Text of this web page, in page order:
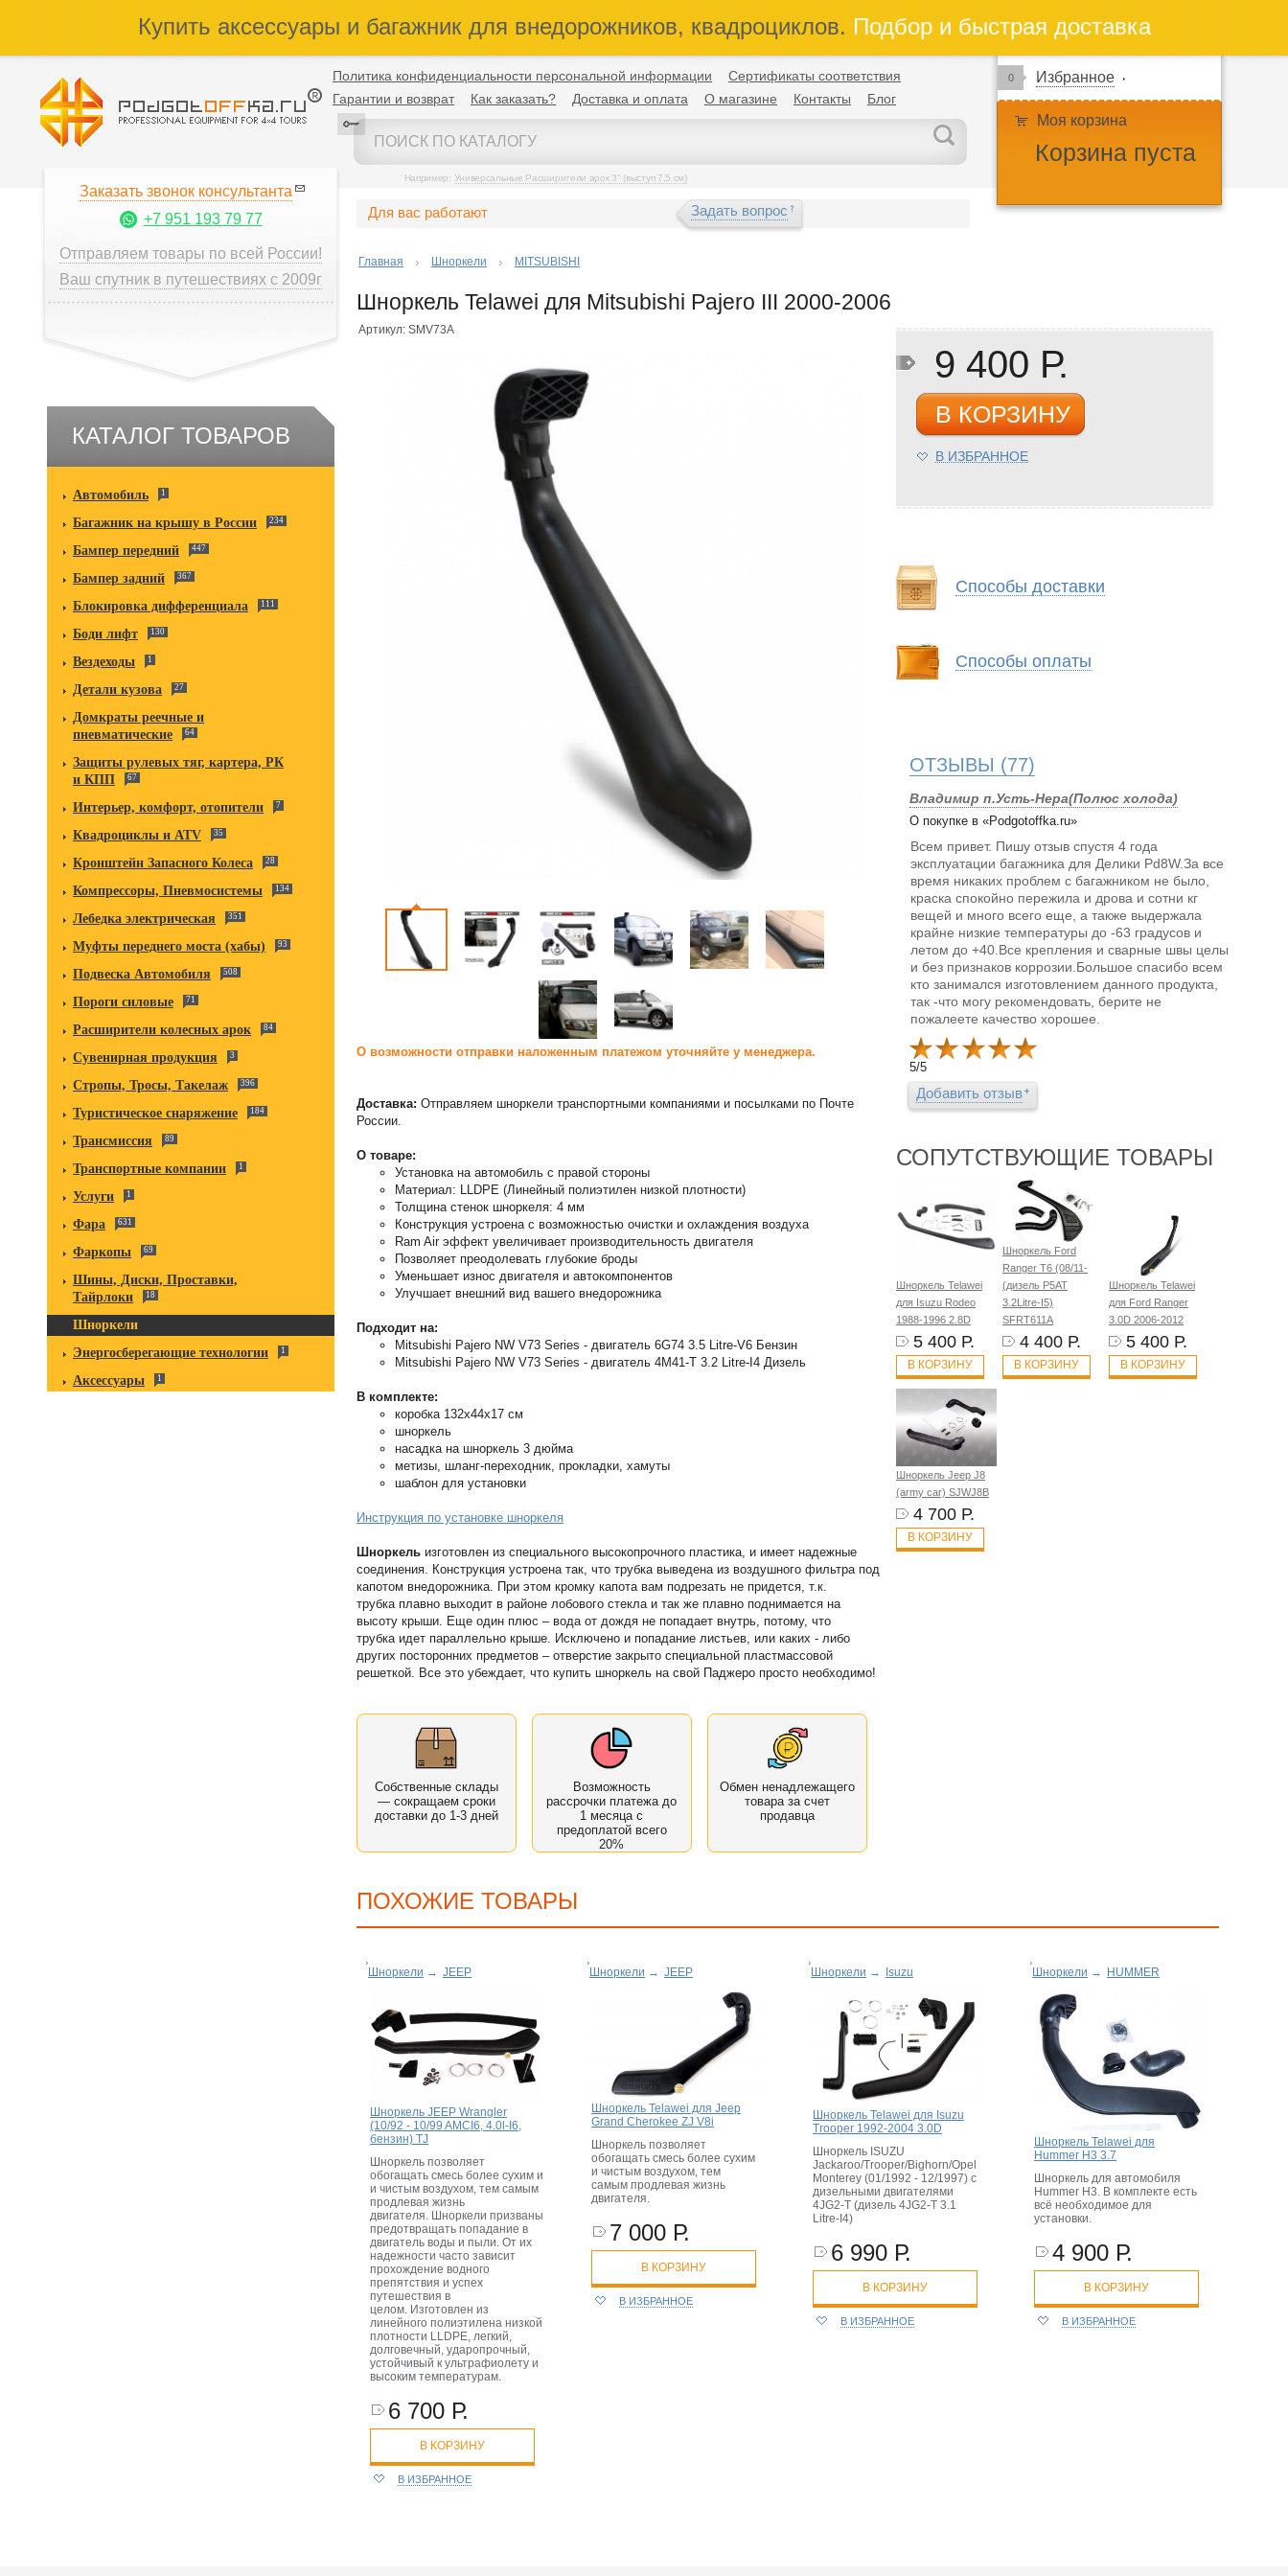
Купить аксессуары и багажник для внедорожников, квадроциклов.Подбор и быстрая доставка
Политика конфиденциальности персональной информации
Сертификаты соответствия
Гарантии и возврат
Как заказать? Доставка и оплата О магазине Контакты Блог
Например: Универсальные Расширители арок 3" (выступ 7,5 см)
0 Избранное
Моя корзина
Корзина пуста
Заказать звонок консультанта
+7 951 193 79 77
Отправляем товары по всей России!
Ваш спутник в путешествиях с 2009г
КАТАЛОГ ТОВАРОВ
Автомобиль 1
Багажник на крышу в России 234
Бампер передний 447
Бампер задний 367
Блокировка дифференциала 111
Боди лифт 130
Вездеходы 1
Детали кузова 27
Домкраты реечные и
пневматические
64
Защиты рулевых тяг, картера, РК
и КПП
67
Интерьер, комфорт, отопители 7
Квадроциклы и ATV 35
Кронштейн Запасного Колеса 28
Компрессоры, Пневмосистемы 134
Лебедка электрическая 351
Муфты переднего моста (хабы) 93
Подвеска Автомобиля 508
Пороги силовые 71
Расширители колесных арок 84
Сувенирная продукция 3
Стропы, Тросы, Такелаж 396
Туристическое снаряжение 184
Трансмиссия 89
Транспортные компании 1
Услуги 1
Фара 631
Фаркопы 69
Шины, Диски, Проставки,
Тайрлоки
18
Шноркели
Энергосберегающие технологии
1
Аксессуары 1
Для вас работают Задать вопрос
Главная Шноркели MITSUBISHI
Шноркель Telawei для Mitsubishi Pajero III 2000-2006
Артикул: SMV73A
О возможности отправки наложенным платежом уточняйте у менеджера.
Доставка: Отправляем шноркели транспортными компаниями и посылками по Почте
России.
О товаре:
Установка на автомобиль с правой стороны
Материал: LLDPE (Линейный полиэтилен низкой плотности)
Толщина стенок шноркеля: 4 мм
Конструкция устроена с возможностью очистки и охлаждения воздуха
Ram Air эффект увеличивает производительность двигателя
Позволяет преодолевать глубокие броды
Уменьшает износ двигателя и автокомпонентов
Улучшает внешний вид вашего внедорожника
Подходит на:
Mitsubishi Pajero NW V73 Series - двигатель 6G74 3.5 Litre-V6 Бензин
Mitsubishi Pajero NW V73 Series - двигатель 4M41-T 3.2 Litre-I4 Дизель
В комплекте:
коробка 132х44x17 см
шноркель
насадка на шноркель 3 дюйма
метизы, шланг-переходник, прокладки, хамуты
шаблон для установки
Инструкция по установке шноркеля
Шноркель изготовлен из специального высокопрочного пластика, и имеет надежные
соединения. Конструкция устроена так, что трубка выведена из воздушного фильтра под
капотом внедорожника. При этом кромку капота вам подрезать не придется, т.к.
трубка плавно выходит в районе лобового стекла и так же плавно поднимается на
высоту крыши. Еще один плюс – вода от дождя не попадает внутрь, потому, что
трубка идет параллельно крыше. Исключено и попадание листьев, или каких - либо
других посторонних предметов – отверстие закрыто специальной пластмассовой
решеткой. Все это убеждает, что купить шноркель на свой Паджеро просто необходимо!
Собственные склады
— сокращаем сроки
доставки до 1-3 дней
Возможность
рассрочки платежа до
1 месяца с
предоплатой всего
20%
Обмен ненадлежащего
товара за счет
продавца
9 400 Р.
В КОРЗИНУ
В ИЗБРАННОЕ
Способы доставки
Способы оплаты
ОТЗЫВЫ (77)
Владимир п.Усть-Нера(Полюс холода)
О покупке в «Podgotoffka.ru»
Всем привет. Пишу отзыв спустя 4 года
эксплуатации багажника для Делики Pd8W.За все
время никаких проблем с багажником не было,
краска спокойно пережила и дрова и сотни кг
вещей и много всего еще, а также выдержала
крайне низкие температуры до -63 градусов и
летом до +40.Все крепления и сварные швы целы
и без признаков коррозии.Большое спасибо всем
кто занимался изготовлением данного продукта,
так -что могу рекомендовать, берите не
пожалеете качество хорошее.
5/5
Добавить отзыв
СОПУТСТВУЮЩИЕ ТОВАРЫ
Шноркель Telawei
для Isuzu Rodeo
1988-1996 2.8D
5 400 Р.
В КОРЗИНУ
Шноркель Ford
Ranger T6 (08/11-
(дизель P5AT
3.2Litre-I5)
SFRT611A
4 400 Р.
В КОРЗИНУ
Шноркель Telawei
для Ford Ranger
3.0D 2006-2012
5 400 Р.
В КОРЗИНУ
Шноркель Jeep J8
(army car) SJWJ8B
4 700 Р.
В КОРЗИНУ
ПОХОЖИЕ ТОВАРЫ
Шноркели → JEEP
Шноркель JEEP Wrangler
(10/92 - 10/99 AMCI6, 4.0l-I6,
бензин) TJ
Шноркель позволяет
обогащать смесь более сухим и
и чистым воздухом, тем самым
продлевая жизнь
двигателя. Шноркели призваны
предотвращать попадание в
двигатель воды и пыли. От их
надежности часто зависит
прохождение водного
препятствия и успех
путешествия в
целом. Изготовлен из
линейного полиэтилена низкой
плотности LLDPE, легкий,
долговечный, ударопрочный,
устойчивый к ультрафиолету и
высоким температурам.
6 700 Р.
В КОРЗИНУ
В ИЗБРАННОЕ
Шноркели → JEEP
Шноркель Telawei для Jeep
Grand Cherokee ZJ V8i
Шноркель позволяет
обогащать смесь более сухим
и чистым воздухом, тем
самым продлевая жизнь
двигателя.
7 000 Р.
В КОРЗИНУ
В ИЗБРАННОЕ
Шноркели → Isuzu
Шноркель Telawei для Isuzu
Trooper 1992-2004 3.0D
Шноркель ISUZU
Jackaroo/Trooper/Bighorn/Opel
Monterey (01/1992 - 12/1997) с
дизельными двигателями
4JG2-T (дизель 4JG2-T 3.1
Litre-I4)
6 990 Р.
В КОРЗИНУ
В ИЗБРАННОЕ
Шноркели → HUMMER
Шноркель Telawei для
Hummer H3 3.7
Шноркель для автомобиля
Hummer H3. В комплекте есть
всё необходимое для
установки.
4 900 Р.
В КОРЗИНУ
В ИЗБРАННОЕ